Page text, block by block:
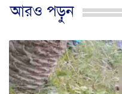
আরও পড়ুন